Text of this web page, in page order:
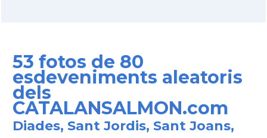
53 fotos de 80
esdeveniments aleatoris
dels
CATALANSALMON.com
Diades, Sant Jordis, Sant Joans,